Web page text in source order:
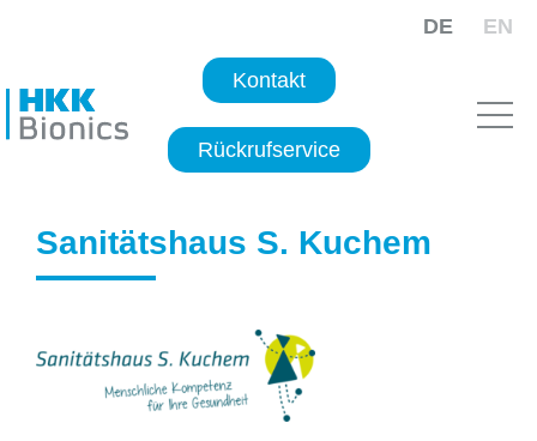
DE EN
Kontakt
Rückrufservice
Sanitätshaus S. Kuchem